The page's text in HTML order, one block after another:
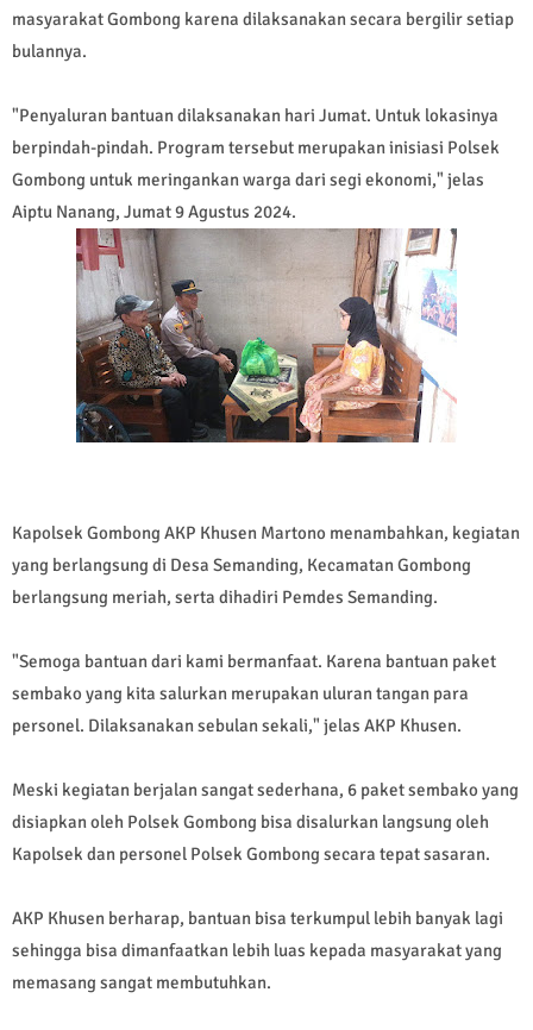
masyarakat Gombong karena dilaksanakan secara bergilir setiap
bulannya.
"Penyaluran bantuan dilaksanakan hari Jumat. Untuk lokasinya
berpindah-pindah. Program tersebut merupakan inisiasi Polsek
Gombong untuk meringankan warga dari segi ekonomi," jelas
Aiptu Nanang, Jumat 9 Agustus 2024.
Kapolsek Gombong AKP Khusen Martono menambahkan, kegiatan
yang berlangsung di Desa Semanding, Kecamatan Gombong
berlangsung meriah, serta dihadiri Pemdes Semanding.
"Semoga bantuan dari kami bermanfaat. Karena bantuan paket
sembako yang kita salurkan merupakan uluran tangan para
personel. Dilaksanakan sebulan sekali," jelas AKP Khusen.
Meski kegiatan berjalan sangat sederhana, 6 paket sembako yang
disiapkan oleh Polsek Gombong bisa disalurkan langsung oleh
Kapolsek dan personel Polsek Gombong secara tepat sasaran.
AKP Khusen berharap, bantuan bisa terkumpul lebih banyak lagi
sehingga bisa dimanfaatkan lebih luas kepada masyarakat yang
memasang sangat membutuhkan.